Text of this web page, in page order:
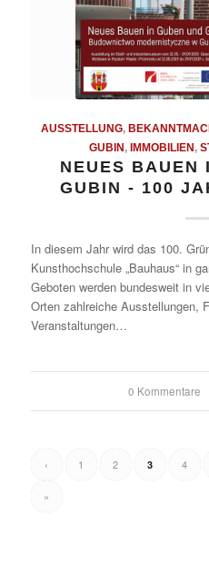
AUSSTELLUNG,
GUBIN,IMMOBILIEN,
NEUES BAUEN
GUBIN - 100
In diesem Jahr wird das 100.
Kunsthochschule „Bauhaus“ in
Geboten werden bundesweit in
Orten zahlreiche Ausstellungen,
Veranstaltungen…
0 Kommentare
/
‹ 1 2 3 4
»